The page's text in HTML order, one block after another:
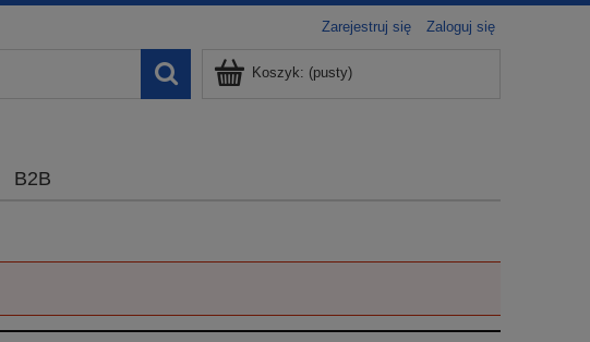
Zarejestruj się Zaloguj się
Koszyk: (pusty)
B2B